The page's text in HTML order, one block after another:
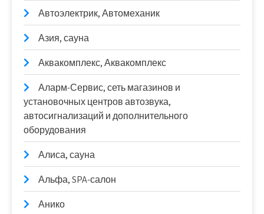
Автоэлектрик, Автомеханик
Азия, сауна
Аквакомплекс, Аквакомплекс
Аларм-Сервис, сеть магазинов и
установочных центров автозвука,
автосигнализаций и дополнительного
оборудования
Алиса, сауна
Альфа, SPA-салон
Анико